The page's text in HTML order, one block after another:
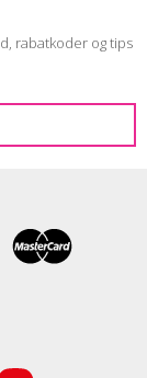
rabatkoder og tips